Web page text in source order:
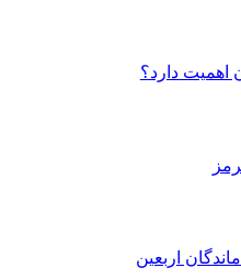
اهمیت دارد؟
اربعین